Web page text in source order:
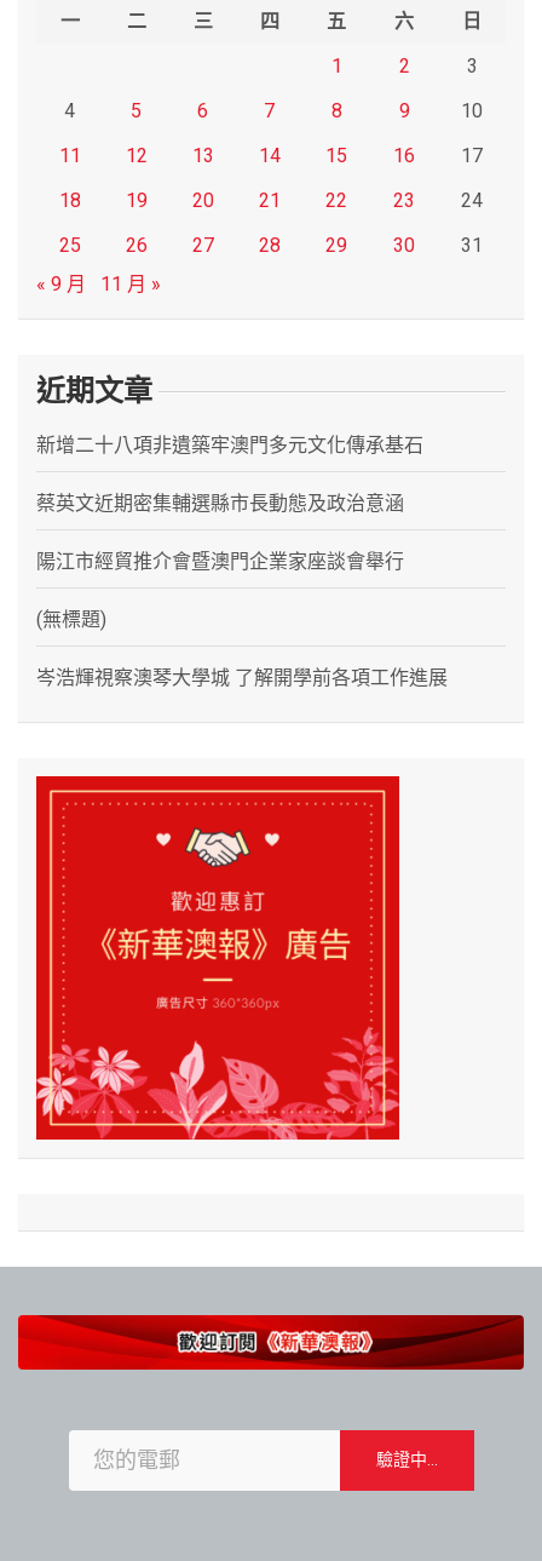
一 二 三 四 五 六
日
1
2
3
4
5 6 7 8 9
10
11
12 13 14 15 16
17
18
19 20 21 22 23
24
25
26 27 28 29 30
31
« 9 月
11 月 »
近期文章
新增二十八項非遺築牢澳門多元文化傳承基石
蔡英文近期密集輔選縣市長動態及政治意涵
陽江市經貿推介會暨澳門企業家座談會舉行
(無標題)
岑浩輝視察澳琴大學城 了解開學前各項工作進展